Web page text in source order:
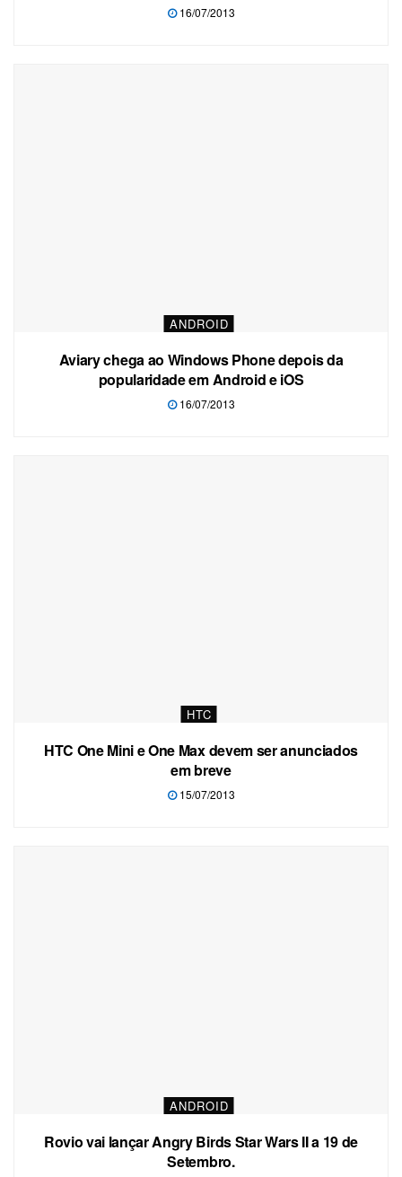
16/07/2013
ANDROID
Aviary chega ao Windows Phone depois da
popularidade em Android e iOS
16/07/2013
HTC
HTC One Mini e One Max devem ser anunciados
em breve
15/07/2013
ANDROID
Rovio vai lançar Angry Birds Star Wars II a 19 de
Setembro.